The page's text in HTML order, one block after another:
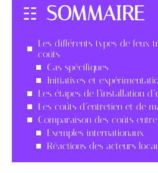
SOMMAIRE
Les différents types de feux
coûts
Cas spécifiques
Initiatives et
Les étapes de l’installation
Les coûts d’entretien et de
Comparaison des coûts
Exemples internationaux
Réactions des acteurs